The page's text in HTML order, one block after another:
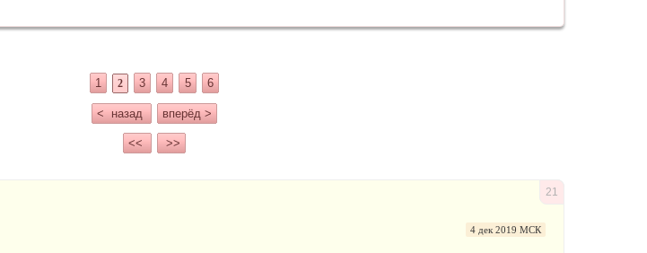
1 2 3 4 5 6
< назад вперёд >
<< >>
21
4 дек 2019 МСК